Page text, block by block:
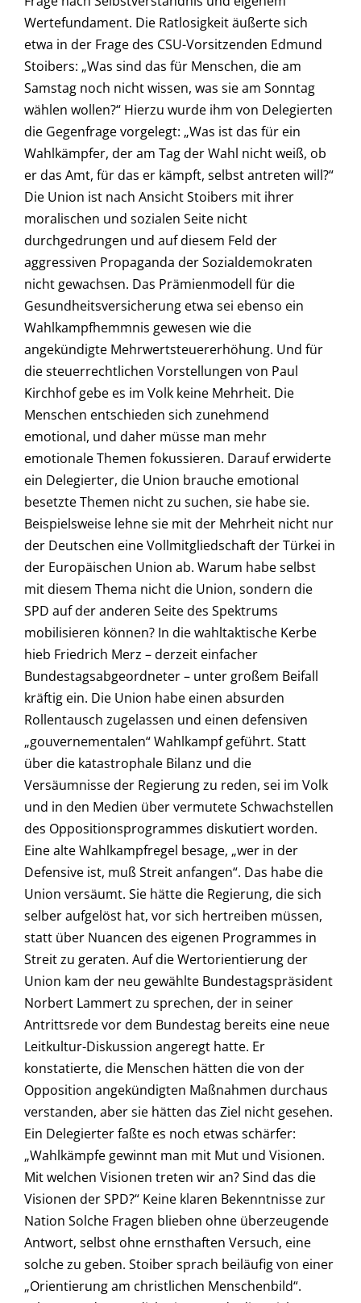
Wertefundament. Die Ratlosigkeit äußerte sich
etwa in der Frage des CSU-Vorsitzenden Edmund
Stoibers: „Was sind das für Menschen, die am
Samstag noch nicht wissen, was sie am Sonntag
wählen wollen?“ Hierzu wurde ihm von Delegierten
die Gegenfrage vorgelegt: „Was ist das für ein
Wahlkämpfer, der am Tag der Wahl nicht weiß, ob
er das Amt, für das er kämpft, selbst antreten will?“
Die Union ist nach Ansicht Stoibers mit ihrer
moralischen und sozialen Seite nicht
durchgedrungen und auf diesem Feld der
aggressiven Propaganda der Sozialdemokraten
nicht gewachsen. Das Prämienmodell für die
Gesundheitsversicherung etwa sei ebenso ein
Wahlkampfhemmnis gewesen wie die
angekündigte Mehrwertsteuererhöhung. Und für
die steuerrechtlichen Vorstellungen von Paul
Kirchhof gebe es im Volk keine Mehrheit. Die
Menschen entschieden sich zunehmend
emotional, und daher müsse man mehr
emotionale Themen fokussieren. Darauf erwiderte
ein Delegierter, die Union brauche emotional
besetzte Themen nicht zu suchen, sie habe sie.
Beispielsweise lehne sie mit der Mehrheit nicht nur
der Deutschen eine Vollmitgliedschaft der Türkei in
der Europäischen Union ab. Warum habe selbst
mit diesem Thema nicht die Union, sondern die
SPD auf der anderen Seite des Spektrums
mobilisieren können? In die wahltaktische Kerbe
hieb Friedrich Merz – derzeit einfacher
Bundestagsabgeordneter – unter großem Beifall
kräftig ein. Die Union habe einen absurden
Rollentausch zugelassen und einen defensiven
„gouvernementalen“ Wahlkampf geführt. Statt
über die katastrophale Bilanz und die
Versäumnisse der Regierung zu reden, sei im Volk
und in den Medien über vermutete Schwachstellen
des Oppositionsprogrammes diskutiert worden.
Eine alte Wahlkampfregel besage, „wer in der
Defensive ist, muß Streit anfangen“. Das habe die
Union versäumt. Sie hätte die Regierung, die sich
selber aufgelöst hat, vor sich hertreiben müssen,
statt über Nuancen des eigenen Programmes in
Streit zu geraten. Auf die Wertorientierung der
Union kam der neu gewählte Bundestagspräsident
Norbert Lammert zu sprechen, der in seiner
Antrittsrede vor dem Bundestag bereits eine neue
Leitkultur-Diskussion angeregt hatte. Er
konstatierte, die Menschen hätten die von der
Opposition angekündigten Maßnahmen durchaus
verstanden, aber sie hätten das Ziel nicht gesehen.
Ein Delegierter faßte es noch etwas schärfer:
„Wahlkämpfe gewinnt man mit Mut und Visionen.
Mit welchen Visionen treten wir an? Sind das die
Visionen der SPD?“ Keine klaren Bekenntnisse zur
Nation Solche Fragen blieben ohne überzeugende
Antwort, selbst ohne ernsthaften Versuch, eine
solche zu geben. Stoiber sprach beiläufig von einer
„Orientierung am christlichen Menschenbild“.